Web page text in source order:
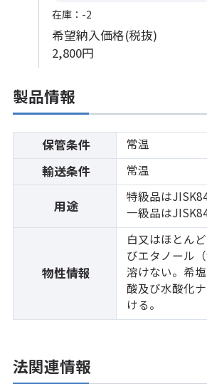
在庫：-2
希望納入価格(税抜)
2,800円
製品情報
保管条件 常温
輸送条件 常温
用途
特級品は
一級品は
物性情報
白又はほとん
びエタノール
溶けない。希
酸及び水酸化
ける。
法関連情報